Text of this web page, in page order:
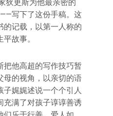
狄更斯为他最亲密的
写下了这份手稿。这
的记载，以第一人称的
故事。
把他高超的写作技巧暂
母的视角，以亲切的语
娓娓述说一个个引人
充满了对孩子谆谆善诱